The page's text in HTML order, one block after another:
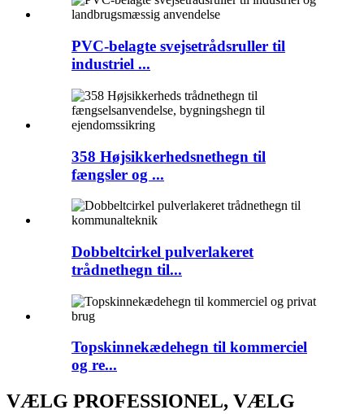
PVC-belagte svejsetrådsruller til
industriel ...
358 Højsikkerhedsnethegn til
fængsler og ...
Dobbeltcirkel pulverlakeret
trådnethegn til...
Topskinnekædehegn til kommerciel
og re...
VÆLG PROFESSIONEL, VÆLG